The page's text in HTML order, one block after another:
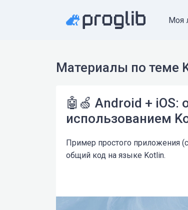
Моя
Материалы по теме
🤖🍏 Android + iOS:
использованием
Пример простого приложения
общий код на языке Kotlin.